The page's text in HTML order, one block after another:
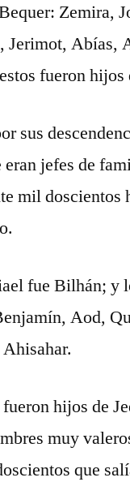
Zemira,
Jerimot, Abías,
fueron hijos
sus
jefes de
mil doscientos
fue Bilhán; y
Aod,
fueron hijos de
muy
que